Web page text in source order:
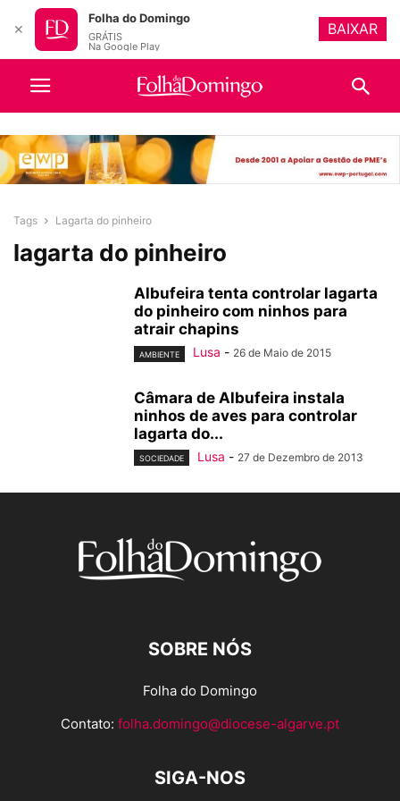
Tags Lagarta do pinheiro
lagarta do pinheiro
Albufeira tenta controlar lagarta
do pinheiro com ninhos para
atrair chapins
AMBIENTE Lusa - 26 de Maio de 2015
Câmara de Albufeira instala
ninhos de aves para controlar
lagarta do...
SOCIEDADE Lusa - 27 de Dezembro de 2013
SOBRE NÓS
Folha do Domingo
Contato: folha.domingo@diocese-algarve.pt
SIGA-NOS
✕
Folha do Domingo
GRÁTIS
Na Google Play
BAIXAR